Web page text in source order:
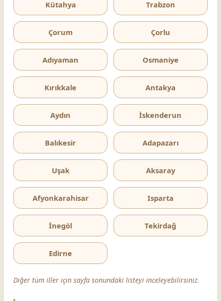
Kütahya Trabzon
Çorum Çorlu
Adıyaman Osmaniye
Kırıkkale Antakya
Aydın İskenderun
Balıkesir Adapazarı
Uşak Aksaray
Afyonkarahisar Isparta
İnegöl Tekirdağ
Edirne
Diğer tüm iller için sayfa sonundaki listeyi inceleyebilirsiniz.